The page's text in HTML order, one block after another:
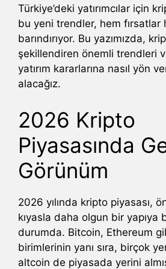
Türkiye’deki yatırımcılar için
bu yeni trendler, hem fırsatlar
barındırıyor. Bu yazımızda,
şekillendiren önemli trendleri
yatırım kararlarına nasıl yön
alacağız.
2026 Kripto
Piyasasında
Görünüm
2026 yılında kripto piyasası,
kıyasla daha olgun bir yapıya
durumda. Bitcoin, Ethereum
birimlerinin yanı sıra, birçok
altcoin de piyasada yerini